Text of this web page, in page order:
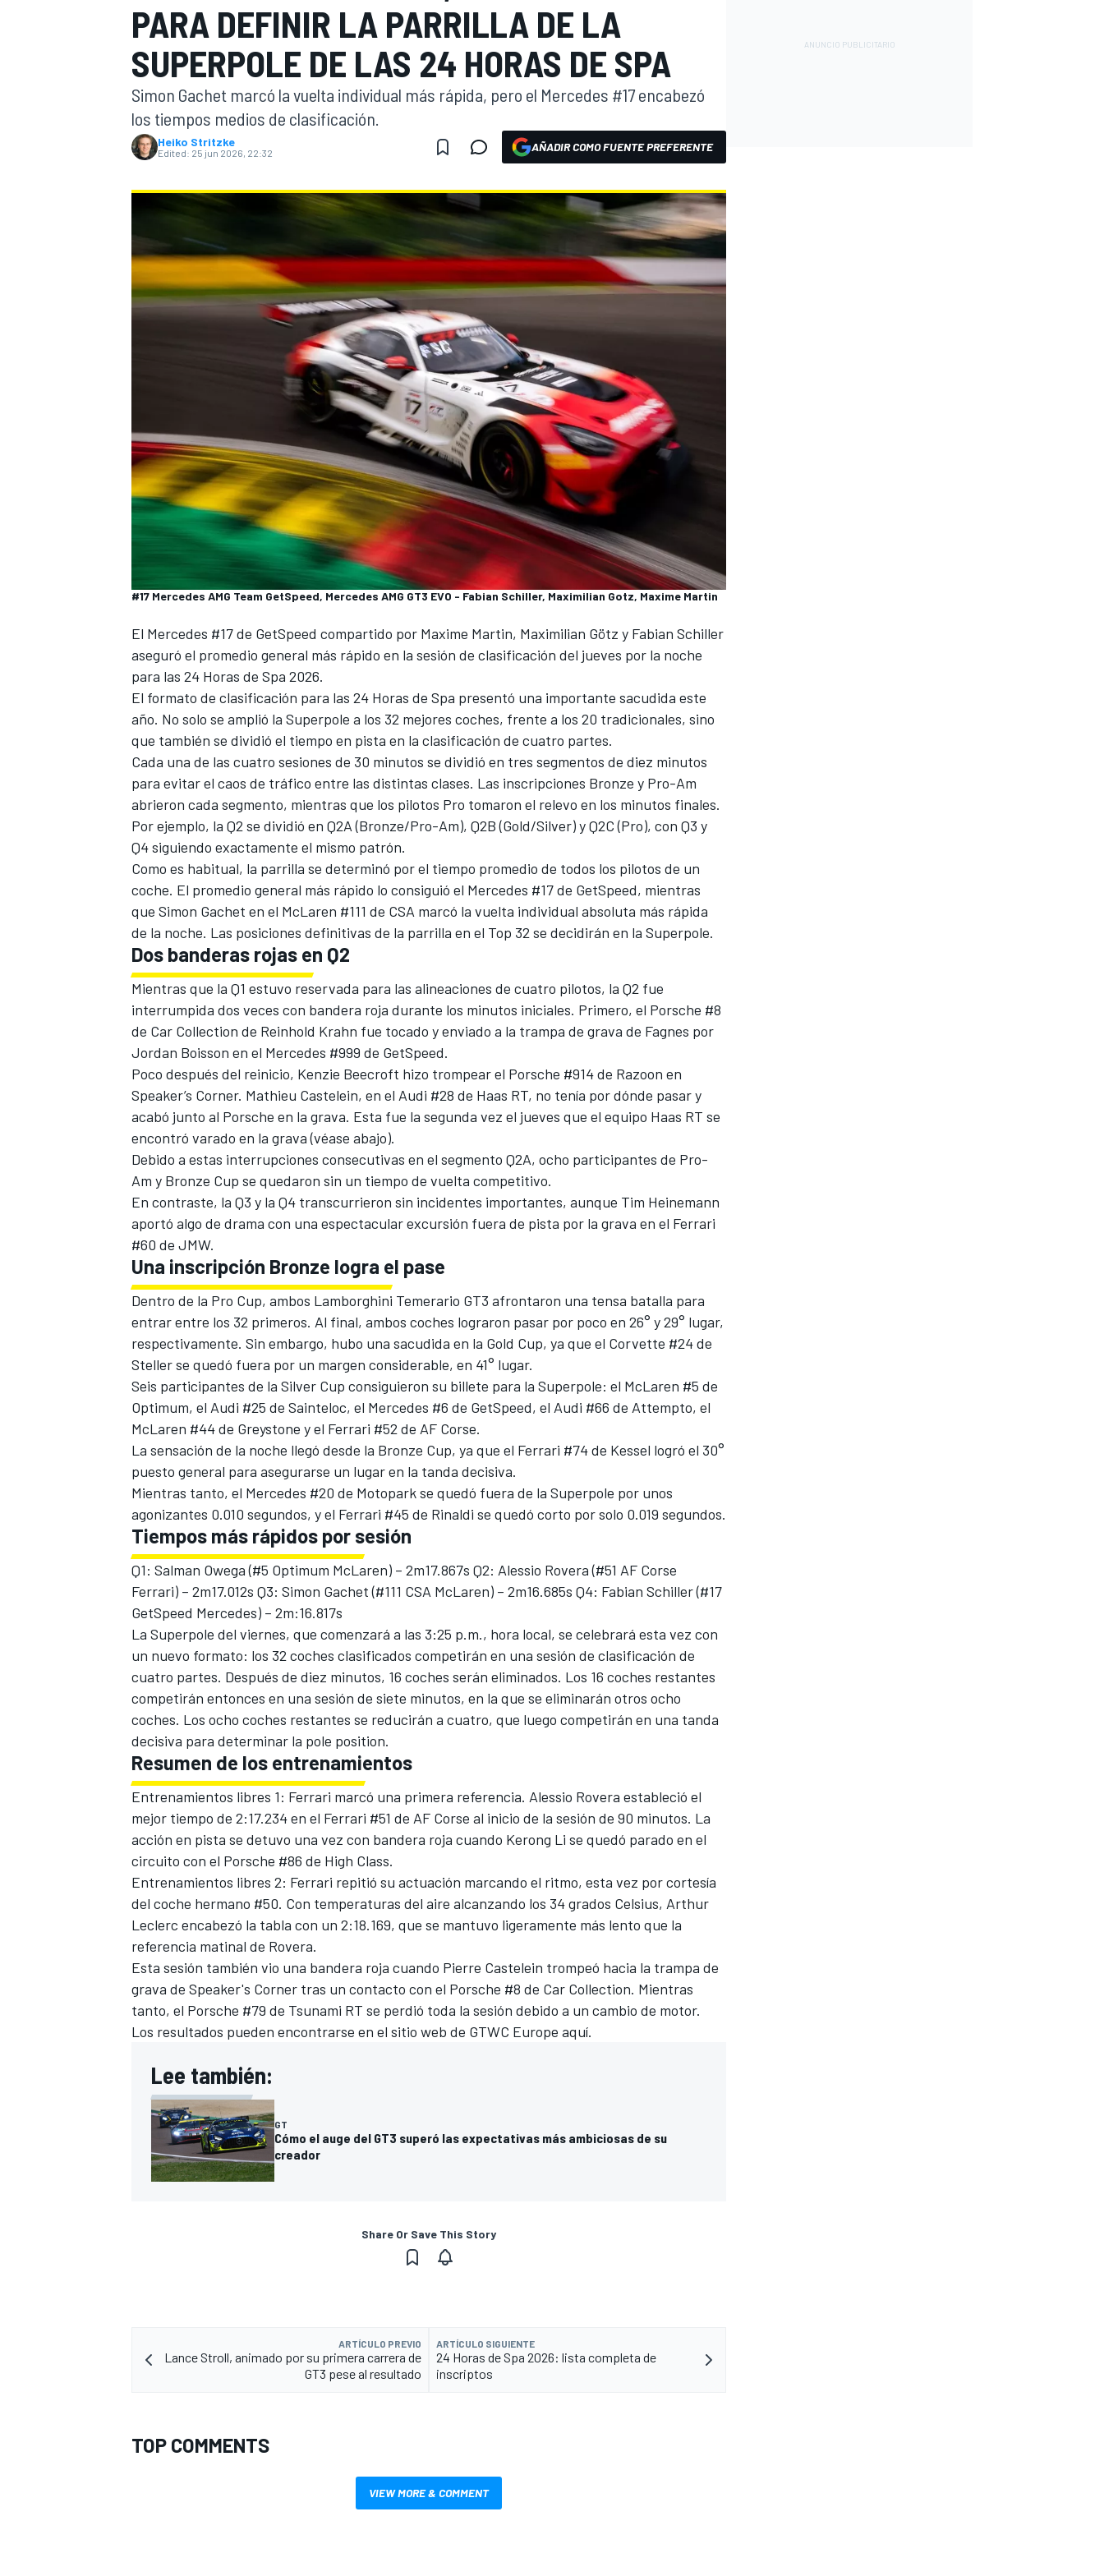
FÓRMULA E MOTO
PARA DEFINIR LA PARRILLA DE LA
SUPERPOLE DE LAS 24 HORAS DE SPA
Simon Gachet marcó la vuelta individual más rápida, pero el Mercedes #17 encabezó
los tiempos medios de clasificación.
Heiko Stritzke
Edited: 25 jun 2026, 22:32 AÑADIR COMO FUENTE PREFERENTE
#17 Mercedes AMG Team GetSpeed, Mercedes AMG GT3 EVO - Fabian Schiller, Maximilian Gotz, Maxime Martin
El Mercedes #17 de GetSpeed compartido por Maxime Martin, Maximilian Götz y Fabian Schiller
aseguró el promedio general más rápido en la sesión de clasificación del jueves por la noche
para las 24 Horas de Spa 2026.
El formato de clasificación para las 24 Horas de Spa presentó una importante sacudida este
año. No solo se amplió la Superpole a los 32 mejores coches, frente a los 20 tradicionales, sino
que también se dividió el tiempo en pista en la clasificación de cuatro partes.
Cada una de las cuatro sesiones de 30 minutos se dividió en tres segmentos de diez minutos
para evitar el caos de tráfico entre las distintas clases. Las inscripciones Bronze y Pro-Am
abrieron cada segmento, mientras que los pilotos Pro tomaron el relevo en los minutos finales.
Por ejemplo, la Q2 se dividió en Q2A (Bronze/Pro-Am), Q2B (Gold/Silver) y Q2C (Pro), con Q3 y
Q4 siguiendo exactamente el mismo patrón.
Como es habitual, la parrilla se determinó por el tiempo promedio de todos los pilotos de un
coche. El promedio general más rápido lo consiguió el Mercedes #17 de GetSpeed, mientras
que Simon Gachet en el McLaren #111 de CSA marcó la vuelta individual absoluta más rápida
de la noche. Las posiciones definitivas de la parrilla en el Top 32 se decidirán en la Superpole.
Dos banderas rojas en Q2
Mientras que la Q1 estuvo reservada para las alineaciones de cuatro pilotos, la Q2 fue
interrumpida dos veces con bandera roja durante los minutos iniciales. Primero, el Porsche #8
de Car Collection de Reinhold Krahn fue tocado y enviado a la trampa de grava de Fagnes por
Jordan Boisson en el Mercedes #999 de GetSpeed.
Poco después del reinicio, Kenzie Beecroft hizo trompear el Porsche #914 de Razoon en
Speaker’s Corner. Mathieu Castelein, en el Audi #28 de Haas RT, no tenía por dónde pasar y
acabó junto al Porsche en la grava. Esta fue la segunda vez el jueves que el equipo Haas RT se
encontró varado en la grava (véase abajo).
Debido a estas interrupciones consecutivas en el segmento Q2A, ocho participantes de Pro-
Am y Bronze Cup se quedaron sin un tiempo de vuelta competitivo.
En contraste, la Q3 y la Q4 transcurrieron sin incidentes importantes, aunque Tim Heinemann
aportó algo de drama con una espectacular excursión fuera de pista por la grava en el Ferrari
#60 de JMW.
Una inscripción Bronze logra el pase
Dentro de la Pro Cup, ambos Lamborghini Temerario GT3 afrontaron una tensa batalla para
entrar entre los 32 primeros. Al final, ambos coches lograron pasar por poco en 26° y 29° lugar,
respectivamente. Sin embargo, hubo una sacudida en la Gold Cup, ya que el Corvette #24 de
Steller se quedó fuera por un margen considerable, en 41° lugar.
Seis participantes de la Silver Cup consiguieron su billete para la Superpole: el McLaren #5 de
Optimum, el Audi #25 de Sainteloc, el Mercedes #6 de GetSpeed, el Audi #66 de Attempto, el
McLaren #44 de Greystone y el Ferrari #52 de AF Corse.
La sensación de la noche llegó desde la Bronze Cup, ya que el Ferrari #74 de Kessel logró el 30°
puesto general para asegurarse un lugar en la tanda decisiva.
Mientras tanto, el Mercedes #20 de Motopark se quedó fuera de la Superpole por unos
agonizantes 0.010 segundos, y el Ferrari #45 de Rinaldi se quedó corto por solo 0.019 segundos.
Tiempos más rápidos por sesión
Q1: Salman Owega (#5 Optimum McLaren) – 2m17.867s Q2: Alessio Rovera (#51 AF Corse
Ferrari) – 2m17.012s Q3: Simon Gachet (#111 CSA McLaren) – 2m16.685s Q4: Fabian Schiller (#17
GetSpeed Mercedes) – 2m:16.817s
La Superpole del viernes, que comenzará a las 3:25 p.m., hora local, se celebrará esta vez con
un nuevo formato: los 32 coches clasificados competirán en una sesión de clasificación de
cuatro partes. Después de diez minutos, 16 coches serán eliminados. Los 16 coches restantes
competirán entonces en una sesión de siete minutos, en la que se eliminarán otros ocho
coches. Los ocho coches restantes se reducirán a cuatro, que luego competirán en una tanda
decisiva para determinar la pole position.
Resumen de los entrenamientos
Entrenamientos libres 1: Ferrari marcó una primera referencia. Alessio Rovera estableció el
mejor tiempo de 2:17.234 en el Ferrari #51 de AF Corse al inicio de la sesión de 90 minutos. La
acción en pista se detuvo una vez con bandera roja cuando Kerong Li se quedó parado en el
circuito con el Porsche #86 de High Class.
Entrenamientos libres 2: Ferrari repitió su actuación marcando el ritmo, esta vez por cortesía
del coche hermano #50. Con temperaturas del aire alcanzando los 34 grados Celsius, Arthur
Leclerc encabezó la tabla con un 2:18.169, que se mantuvo ligeramente más lento que la
referencia matinal de Rovera.
Esta sesión también vio una bandera roja cuando Pierre Castelein trompeó hacia la trampa de
grava de Speaker's Corner tras un contacto con el Porsche #8 de Car Collection. Mientras
tanto, el Porsche #79 de Tsunami RT se perdió toda la sesión debido a un cambio de motor.
Los resultados pueden encontrarse en el sitio web de GTWC Europe aquí.
Lee también:
GT
Cómo el auge del GT3 superó las expectativas más ambiciosas de su
creador
Share Or Save This Story
ARTÍCULO PREVIO
Lance Stroll, animado por su primera carrera de
GT3 pese al resultado
ARTÍCULO SIGUIENTE
24 Horas de Spa 2026: lista completa de
inscriptos
TOP COMMENTS
VIEW MORE & COMMENT